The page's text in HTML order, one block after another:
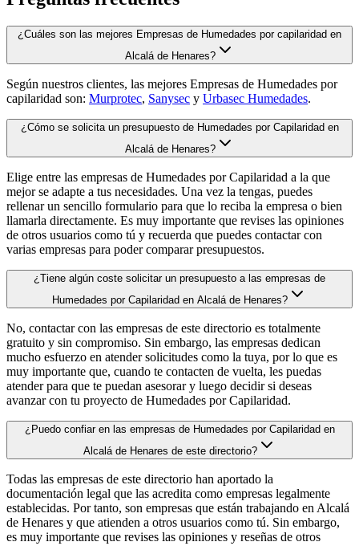
¿Cuáles son las mejores Empresas de Humedades por capilaridad en
Alcalá de Henares?
Según nuestros clientes, las mejores Empresas de Humedades por
capilaridad son: Murprotec, Sanysec y Urbasec Humedades.
¿Cómo se solicita un presupuesto de Humedades por Capilaridad en
Alcalá de Henares?
Elige entre las empresas de Humedades por Capilaridad a la que
mejor se adapte a tus necesidades. Una vez la tengas, puedes
rellenar un sencillo formulario para que lo reciba la empresa o bien
llamarla directamente. Es muy importante que revises las opiniones
de otros usuarios como tú y recuerda que puedes contactar con
varias empresas para poder comparar presupuestos.
¿Tiene algún coste solicitar un presupuesto a las empresas de
Humedades por Capilaridad en Alcalá de Henares?
No, contactar con las empresas de este directorio es totalmente
gratuito y sin compromiso. Sin embargo, las empresas dedican
mucho esfuerzo en atender solicitudes como la tuya, por lo que es
muy importante que, cuando te contacten de vuelta, les puedas
atender para que te puedan asesorar y luego decidir si deseas
avanzar con tu proyecto de Humedades por Capilaridad.
¿Puedo confiar en las empresas de Humedades por Capilaridad en
Alcalá de Henares de este directorio?
Todas las empresas de este directorio han aportado la
documentación legal que las acredita como empresas legalmente
establecidas. Por tanto, son empresas que están trabajando en Alcalá
de Henares y que atienden a otros usuarios como tú. Sin embargo,
es muy importante que revises las opiniones y reseñas de otros